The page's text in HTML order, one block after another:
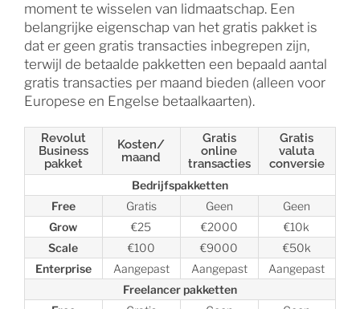
moment te wisselen van lidmaatschap. Een
belangrijke eigenschap van het gratis pakket is
dat er geen gratis transacties inbegrepen zijn,
terwijl de betaalde pakketten een bepaald aantal
gratis transacties per maand bieden (alleen voor
Europese en Engelse betaalkaarten).
Revolut
Business
pakket
Kosten/
maand
Gratis
online
transacties
Gratis
valuta
conversie
Bedrijfspakketten
Free
Gratis Geen
Geen
Grow
€25 €2000
€10k
Scale
€100 €9000
€50k
Enterprise
Aangepast Aangepast
Aangepast
Freelancer pakketten